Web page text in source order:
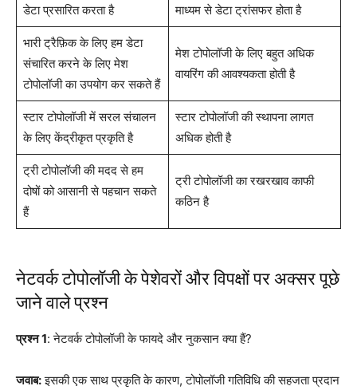
डेटा प्रसारित करता है
माध्यम से डेटा ट्रांसफर होता है
भारी ट्रैफ़िक के लिए हम डेटा
संचारित करने के लिए मेश
टोपोलॉजी का उपयोग कर सकते हैं
मेश टोपोलॉजी के लिए बहुत अधिक
वायरिंग की आवश्यकता होती है
स्टार टोपोलॉजी में सरल संचालन
के लिए केंद्रीकृत प्रकृति है
स्टार टोपोलॉजी की स्थापना लागत
अधिक होती है
ट्री टोपोलॉजी की मदद से हम
दोषों को आसानी से पहचान सकते
हैं
ट्री टोपोलॉजी का रखरखाव काफी
कठिन है
नेटवर्क टोपोलॉजी के पेशेवरों और विपक्षों पर अक्सर पूछे
जाने वाले प्रश्न
प्रश्न 1: नेटवर्क टोपोलॉजी के फायदे और नुकसान क्या हैं?
जवाब:इसकी एक साथ प्रकृति के कारण, टोपोलॉजी गतिविधि की सहजता प्रदान